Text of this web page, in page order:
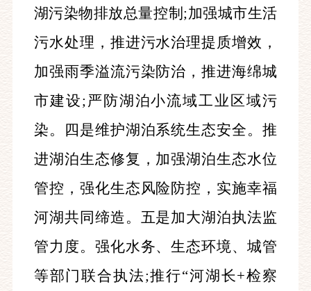
湖污染物排放总量控制;加强城市生活
污水处理，推进污水治理提质增效，
加强雨季溢流污染防治，推进海绵城
市建设;严防湖泊小流域工业区域污
染。四是维护湖泊系统生态安全。推
进湖泊生态修复，加强湖泊生态水位
管控，强化生态风险防控，实施幸福
河湖共同缔造。五是加大湖泊执法监
管力度。强化水务、生态环境、城管
等部门联合执法;推行“河湖长+检察